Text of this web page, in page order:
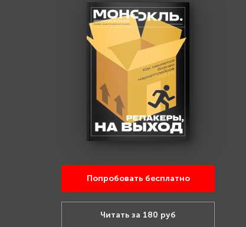
Попробовать бесплатно
Читать за 180 руб